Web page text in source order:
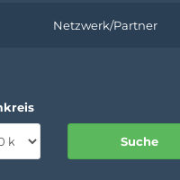
Netzwerk/Partner